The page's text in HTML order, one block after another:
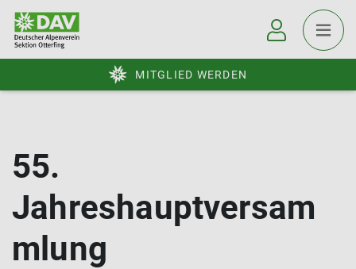
MITGLIED WERDEN
55.
Jahreshauptversam
mlung